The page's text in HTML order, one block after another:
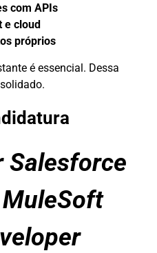
com APIs
e cloud
próprios
é essencial. Dessa
Salesforce